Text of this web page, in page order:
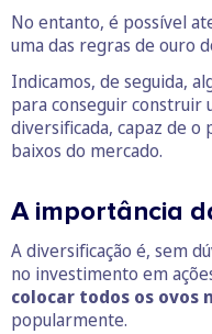
No entanto, é possível
uma das regras de ouro
Indicamos, de seguida,
para conseguir construir
diversificada, capaz de
baixos do mercado.
A importância
A diversificação é, sem
no investimento em
colocar todos os ovos
popularmente.